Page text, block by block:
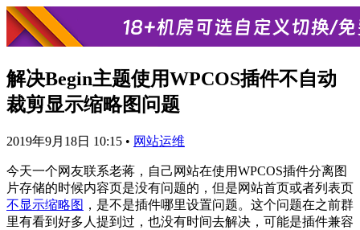
解决Begin主题使用WPCOS插件不自动
裁剪显示缩略图问题
2019年9月18日 10:15 • 网站运维
今天一个网友联系老蒋，自己网站在使用WPCOS插件分离图
片存储的时候内容页是没有问题的，但是网站首页或者列表页
不显示缩略图 ，是不是插件哪里设置问题。这个问题在之前群
里有看到好多人提到过，也没有时间去解决，可能是插件兼容